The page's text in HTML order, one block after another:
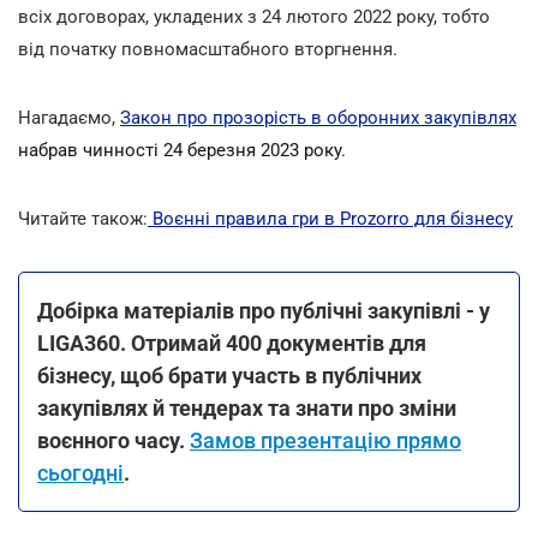
всіх договорах, укладених з 24 лютого 2022 року, тобто
від початку повномасштабного вторгнення.
Нагадаємо, Закон про прозорість в оборонних закупівлях
набрав чинності 24 березня 2023 року.
Читайте також: Воєнні правила гри в Prozorro для бізнесу
Добірка матеріалів про публічні закупівлі - у
LIGA360. Отримай 400 документів для
бізнесу, щоб брати участь в публічних
закупівлях й тендерах та знати про зміни
воєнного часу. Замов презентацію прямо
сьогодні.